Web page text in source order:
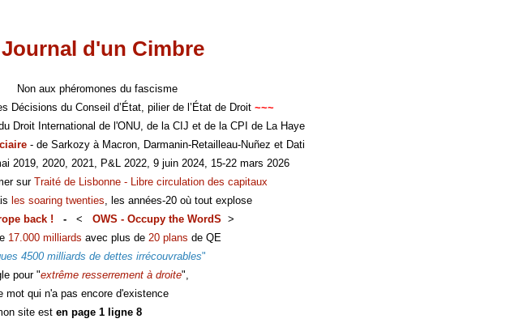
d'un Cimbre
Non aux phéromones du fascisme
Décisions du Conseil d’État, pilier de l’État de Droit~~~
Droit International de l'ONU, de la CIJ et de la CPI de La Haye
- de Sarkozy à Macron, Darmanin-Retailleau-Nuñez et Dati
2019, 2020, 2021, P&L 2022, 9 juin 2024, 15-22 mars 2026
sur Traité de Lisbonne - Libre circulation des capitaux
les soaring twenties, les années-20 où tout explose
back ! - < OWS - Occupy the WordS >
17.000 milliards avec plus de 20 plans de QE
4500 milliards de dettes irrécouvrables"
pour "extrême resserrement à droite",
mot qui n'a pas encore d'existence
site est en page 1 ligne 8